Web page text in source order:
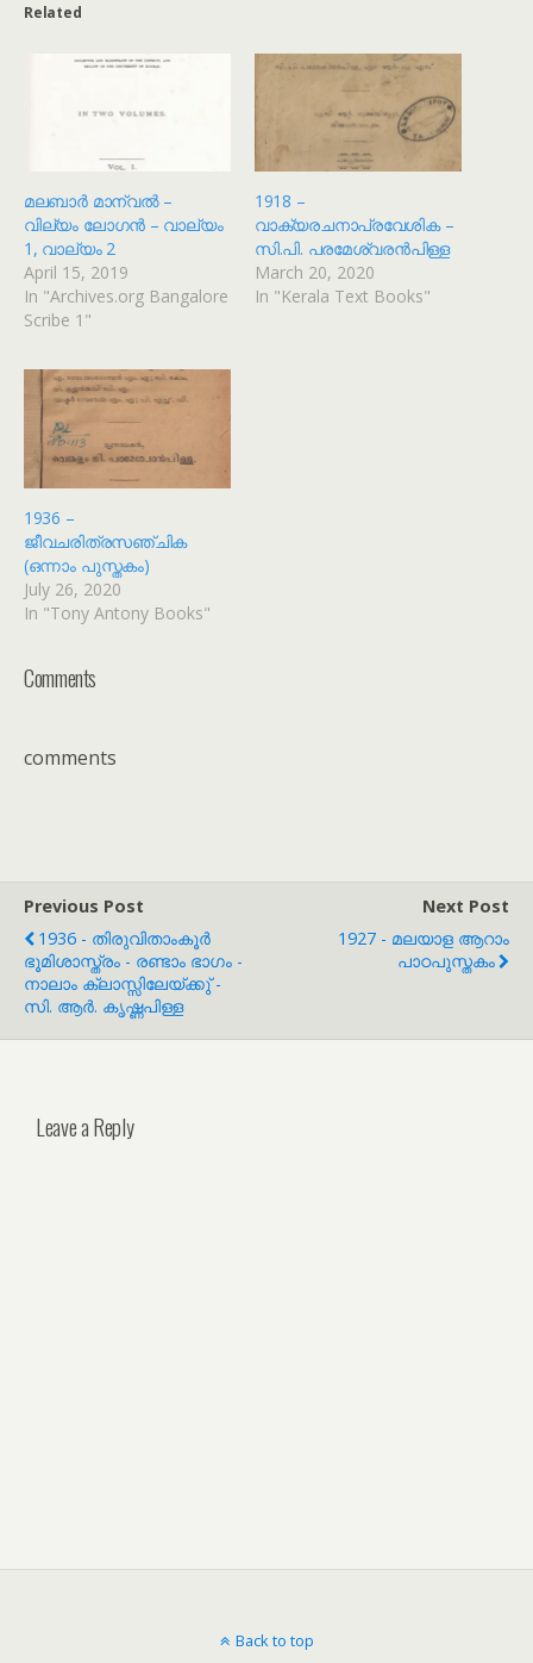
Related
മലബാർ മാന്വൽ –
വില്യം ലോഗൻ – വാല്യം
1, വാല്യം 2
April 15, 2019
In "Archives.org Bangalore
Scribe 1"
1918 –
വാക്യരചനാപ്രവേശിക –
സി.പി. പരമേശ്വരൻപിള്ള
March 20, 2020
In "Kerala Text Books"
1936 –
ജീവചരിത്രസഞ്ചിക
(ഒന്നാം പുസ്തകം)
July 26, 2020
In "Tony Antony Books"
Comments
comments
Previous Post
1936 - തിരുവിതാംകൂർ
ഭൂമിശാസ്ത്രം - രണ്ടാം ഭാഗം -
നാലാം ക്ലാസ്സിലേയ്ക്കു് -
സി. ആർ. കൃഷ്ണപിള്ള
Next Post
1927 - മലയാള ആറാം
പാഠപുസ്തകം
Leave a Reply
Back to top